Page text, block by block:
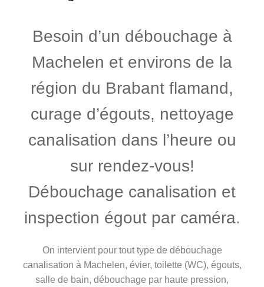
Besoin d’un débouchage à
Machelen et environs de la
région du Brabant flamand,
curage d’égouts, nettoyage
canalisation dans l’heure ou
sur rendez-vous!
Débouchage canalisation et
inspection égout par caméra.
On intervient pour tout type de débouchage
canalisation à Machelen, évier, toilette (WC), égouts,
salle de bain, débouchage par haute pression,